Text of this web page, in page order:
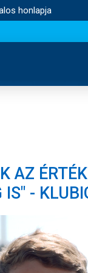
honlapja
AZ
IS" -